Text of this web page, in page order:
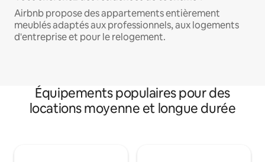
Airbnb propose des appartements entièrement
meublés adaptés aux professionnels, aux logements
d'entreprise et pour le relogement.
Équipements populaires pour des
locations moyenne et longue durée